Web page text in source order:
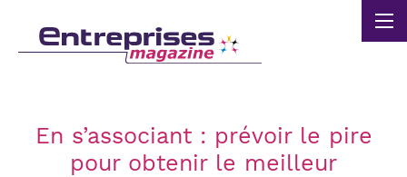
En s’associant : prévoir le pire
pour obtenir le meilleur